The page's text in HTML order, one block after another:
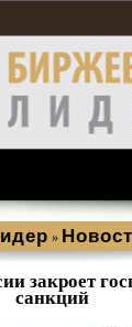
»
закроет
санкций